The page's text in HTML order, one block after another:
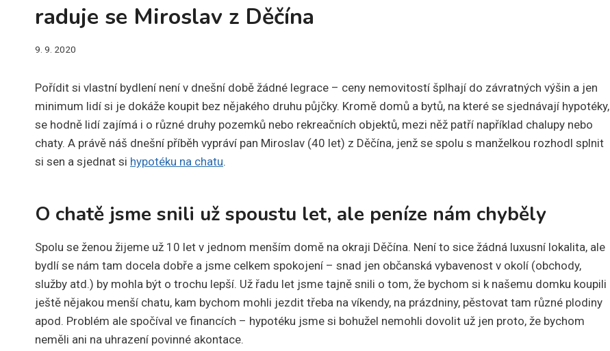
raduje se Miroslav z Děčína
9. 9. 2020
Pořídit si vlastní bydlení není v dnešní době žádné legrace – ceny nemovitostí šplhají do závratných výšin a jen
minimum lidí si je dokáže koupit bez nějakého druhu půjčky. Kromě domů a bytů, na které se sjednávají hypotéky,
se hodně lidí zajímá i o různé druhy pozemků nebo rekreačních objektů, mezi něž patří například chalupy nebo
chaty. A právě náš dnešní příběh vypráví pan Miroslav (40 let) z Děčína, jenž se spolu s manželkou rozhodl splnit
si sen a sjednat si hypotéku na chatu.
O chatě jsme snili už spoustu let, ale peníze nám chyběly
Spolu se ženou žijeme už 10 let v jednom menším domě na okraji Děčína. Není to sice žádná luxusní lokalita, ale
bydlí se nám tam docela dobře a jsme celkem spokojení – snad jen občanská vybavenost v okolí (obchody,
služby atd.) by mohla být o trochu lepší. Už řadu let jsme tajně snili o tom, že bychom si k našemu domku koupili
ještě nějakou menší chatu, kam bychom mohli jezdit třeba na víkendy, na prázdniny, pěstovat tam různé plodiny
apod. Problém ale spočíval ve financích – hypotéku jsme si bohužel nemohli dovolit už jen proto, že bychom
neměli ani na uhrazení povinné akontace.